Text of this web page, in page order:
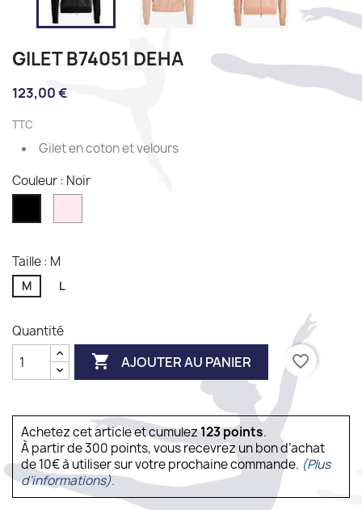
GILET B74051 DEHA
123,00 €
TTC
Gilet en coton et velours
Couleur : Noir
Taille : M
M L
Quantité
 AJOUTER AU PANIER favorite_border
Achetez cet article et cumulez123points.
À partir de 300 points, vous recevrez un bon d’achat
de 10€ à utiliser sur votre prochaine commande. (Plus
d'informations).